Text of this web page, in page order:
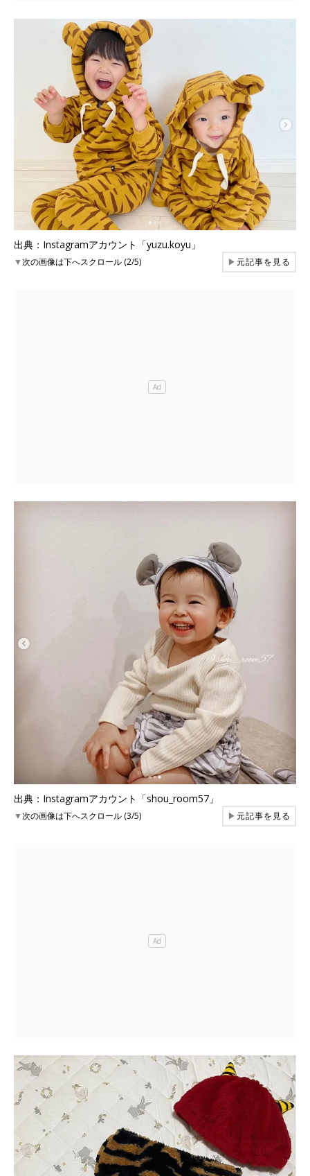
出典：Instagramアカウント「yuzu.koyu」
▼次の画像は下へスクロール (2/5) ▶元記事を見る
出典：Instagramアカウント「shou_room57」
▼次の画像は下へスクロール (3/5) ▶元記事を見る